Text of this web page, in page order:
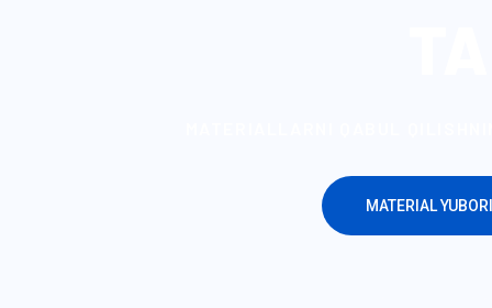
MATERIAL